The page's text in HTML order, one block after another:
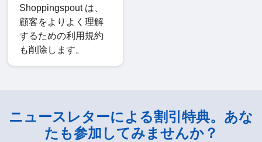
Shoppingspout は、
顧客をよりよく理解
するための利用規約
も削除します。
ニュースレターによる割引特典。あな
たも参加してみませんか？